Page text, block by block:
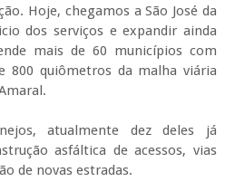
Hoje, chegamos a São José da
dos serviços e expandir ainda
mais de 60 municípios com
800 quiômetros da malha viária
atualmente dez deles já
asfáltica de acessos, vias
de novas estradas.